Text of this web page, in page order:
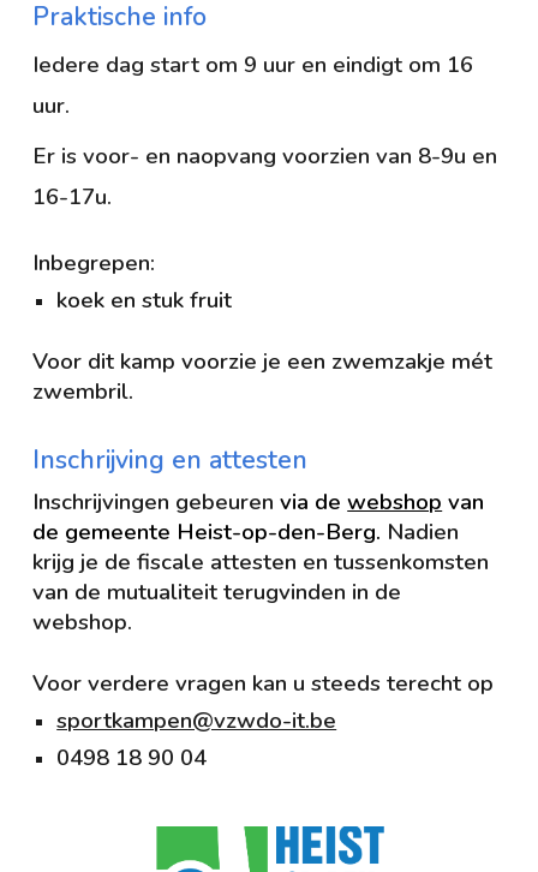
Praktische info
Iedere dag start om 9 uur en eindigt om 16
uur.
Er is voor- en naopvang voorzien van 8-9u en
16-17u.
Inbegrepen:
koek en stuk fruit
Voor dit kamp voorzie je een zwemzakje mét
zwembril.
Inschrijving en attesten
Inschrijvingen gebeuren via dewebshop van
de gemeente Heist-op-den-Berg. Nadien
krijg je de fiscale attesten en tussenkomsten
van de mutualiteit terugvinden in de
webshop.
Voor verdere vragen kan u steeds terecht op
sportkampen@vzwdo-it.be
0498 18 90 04